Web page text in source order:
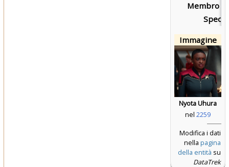
Membro
Immagine
Nyota Uhura
nel 2259
Modifica i dati
nella pagina
della entità su
DataTrek